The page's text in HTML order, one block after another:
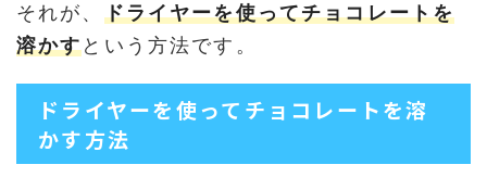
それが、 ドライヤーを使ってチョコレートを
溶かすという方法です。
ドライヤーを使ってチョコレートを溶
かす方法